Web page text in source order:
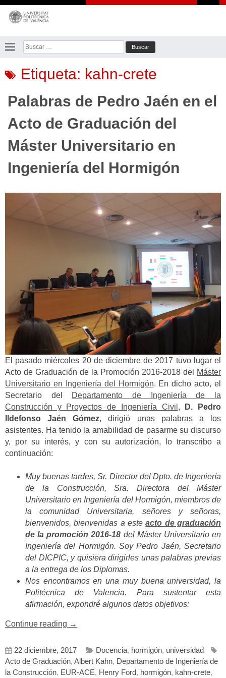
Saltar
contenido
Buscar:
Etiqueta: kahn-crete
Palabras de Pedro Jaén en el
Acto de Graduación del
Máster Universitario en
Ingeniería del Hormigón
El pasado miércoles 20 de diciembre de 2017 tuvo lugar el
Acto de Graduación de la Promoción 2016-2018 del
Máster
Universitario en Ingeniería del Hormigón. En dicho acto, el
Secretario del Departamento de Ingeniería de la
Construcción y Proyectos de Ingeniería Civil ,
D. Pedro
Ildefonso Jaén Gómez, dirigió unas palabras a los
asistentes. Ha tenido la amabilidad de pasarme su discurso
y, por su interés, y con su autorización, lo transcribo a
continuación:
Muy buenas tardes, Sr. Director del Dpto. de Ingeniería
de la Construcción, Sra. Directora del Máster
Universitario en Ingeniería del Hormigón, miembros de
la comunidad Universitaria, señores y señoras,
bienvenidos, bienvenidas a esteacto de graduación
de la promoción 2016-18 del Máster Universitario en
Ingeniería del Hormigón. Soy Pedro Jaén, Secretario
del DICPIC, y quisiera dirigirles unas palabras previas
a la entrega de los Diplomas.
Nos encontramos en una muy buena universidad, la
Politécnica de Valencia. Para sustentar esta
afirmación, expondré algunos datos objetivos:
Continue reading «Palabras
Pedro
Jaén
en
→
22 diciembre, 2017 Docencia, hormigón, universidad
Acto de Graduación, Albert Kahn, Departamento de Ingeniería de
la Construcción, EUR-ACE, Henry Ford, hormigón, kahn-crete,